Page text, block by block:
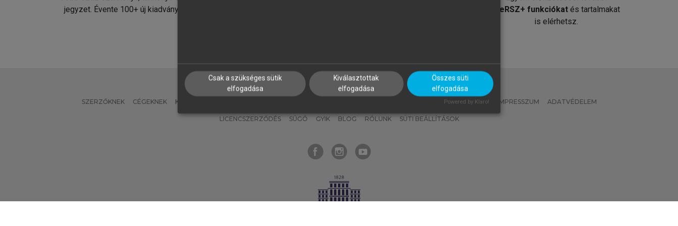
jegyzet. Évente 100+ új kiadvány.
MeRSZ+ funkciókat és tartalmakat
is elérhetsz.
SZERZŐKNEK CÉGEKNEK KÖNYVTÁROSOKNAK MI – ÁLTALÁNOS IRÁNYELVEK IMPRESSZUM ADATVÉDELEM
LICENCSZERZŐDÉS SÚGÓ GYIK BLOG RÓLUNK SÜTI BEÁLLÍTÁSOK
Csak a szükséges sütik
elfogadása
Kiválasztottak
elfogadása
Összes süti
elfogadása
Powered by Klaro!